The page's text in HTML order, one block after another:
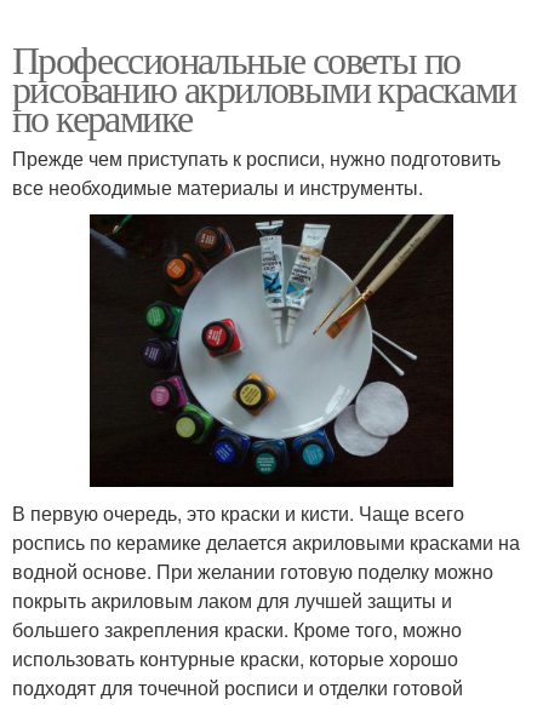
Профессиональные советы по
рисованию акриловыми красками
по керамике
Прежде чем приступать к росписи, нужно подготовить
все необходимые материалы и инструменты.
В первую очередь, это краски и кисти. Чаще всего
роспись по керамике делается акриловыми красками на
водной основе. При желании готовую поделку можно
покрыть акриловым лаком для лучшей защиты и
большего закрепления краски. Кроме того, можно
использовать контурные краски, которые хорошо
подходят для точечной росписи и отделки готовой